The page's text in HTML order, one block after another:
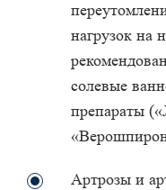
нагрузок на
солевые
препараты
Артрозы и